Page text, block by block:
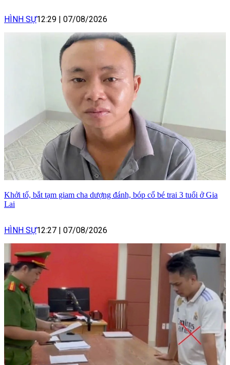
HÌNH SỰ12:29 07/08/2026
Khởi tố, bắt tạm giam cha dượng đánh, bóp cổ bé trai 3 tuổi ở Gia
Lai
HÌNH SỰ12:27 07/08/2026